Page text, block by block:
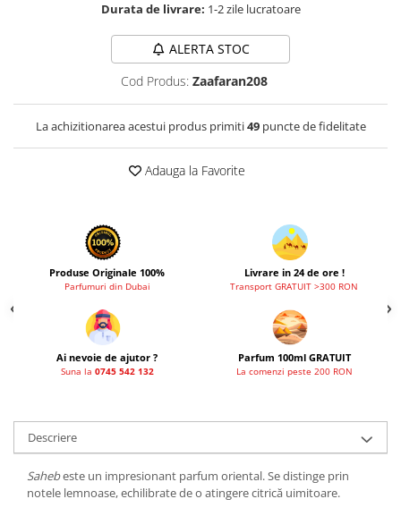
Durata de livrare: 1-2 zile lucratoare
ALERTA STOC
Cod Produs: Zaafaran208
La achizitionarea acestui produs primiti49puncte de fidelitate
Adauga la Favorite
Produse Originale 100%
Parfumuri din Dubai
Livrare in 24 de ore !
Transport GRATUIT >300 RON
Ai nevoie de ajutor ?
Suna la 0745 542 132
Parfum 100ml GRATUIT
La comenzi peste 200 RON
Descriere
Sahebeste un impresionant parfum oriental. Se distinge prin
notele lemnoase, echilibrate de o atingere citrică uimitoare.